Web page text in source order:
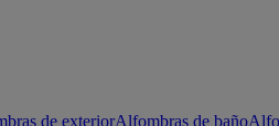
de exteriorAlfombras de baño